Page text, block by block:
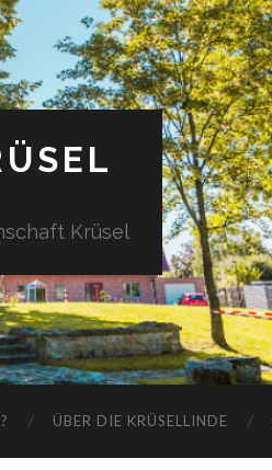
Krüsel
ÜBER DIE KRÜSELLINDE